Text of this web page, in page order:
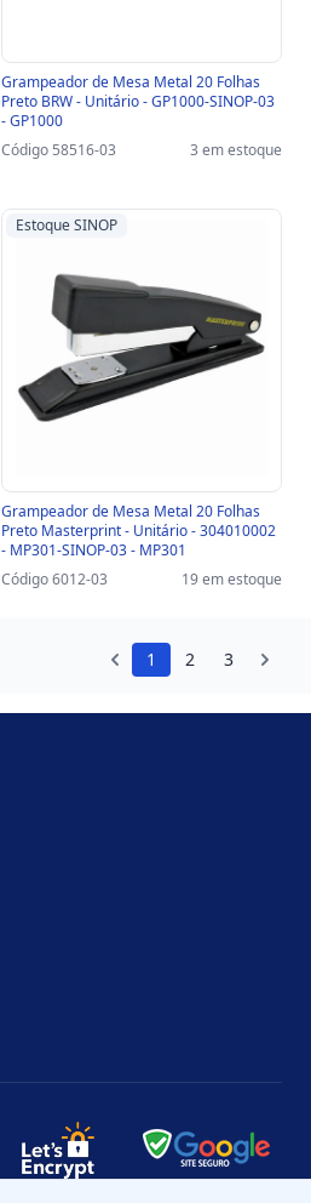
Grampeador de Mesa Metal 20 Folhas
Preto BRW - Unitário - GP1000-SINOP-03
- GP1000
Código 58516-03
3 em estoque
Estoque SINOP
Grampeador de Mesa Metal 20 Folhas
Preto Masterprint - Unitário - 304010002
- MP301-SINOP-03 - MP301
Código 6012-03
19 em estoque
1 2 3